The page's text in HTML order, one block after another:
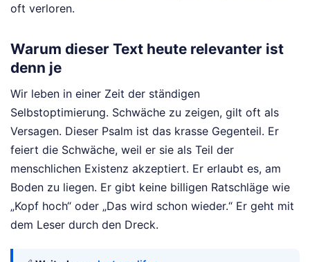
oft verloren.
Warum dieser Text heute relevanter ist
denn je
Wir leben in einer Zeit der ständigen
Selbstoptimierung. Schwäche zu zeigen, gilt oft als
Versagen. Dieser Psalm ist das krasse Gegenteil. Er
feiert die Schwäche, weil er sie als Teil der
menschlichen Existenz akzeptiert. Er erlaubt es, am
Boden zu liegen. Er gibt keine billigen Ratschläge wie
„Kopf hoch“ oder „Das wird schon wieder.“ Er geht mit
dem Leser durch den Dreck.